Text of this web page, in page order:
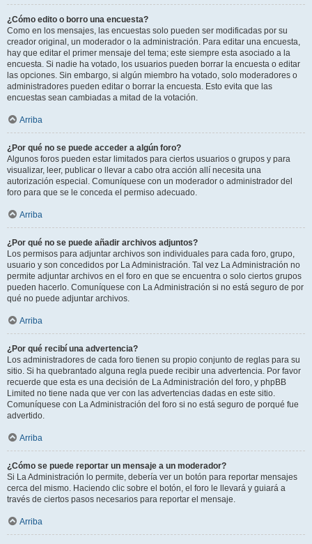
¿Cómo edito o borro una encuesta?
Como en los mensajes, las encuestas solo pueden ser modificadas por su
creador original, un moderador o la administración. Para editar una encuesta,
hay que editar el primer mensaje del tema; este siempre esta asociado a la
encuesta. Si nadie ha votado, los usuarios pueden borrar la encuesta o editar
las opciones. Sin embargo, si algún miembro ha votado, solo moderadores o
administradores pueden editar o borrar la encuesta. Esto evita que las
encuestas sean cambiadas a mitad de la votación.
Arriba
¿Por qué no se puede acceder a algún foro?
Algunos foros pueden estar limitados para ciertos usuarios o grupos y para
visualizar, leer, publicar o llevar a cabo otra acción allí necesita una
autorización especial. Comuníquese con un moderador o administrador del
foro para que se le conceda el permiso adecuado.
Arriba
¿Por qué no se puede añadir archivos adjuntos?
Los permisos para adjuntar archivos son individuales para cada foro, grupo,
usuario y son concedidos por La Administración. Tal vez La Administración no
permite adjuntar archivos en el foro en que se encuentra o solo ciertos grupos
pueden hacerlo. Comuníquese con La Administración si no está seguro de por
qué no puede adjuntar archivos.
Arriba
¿Por qué recibí una advertencia?
Los administradores de cada foro tienen su propio conjunto de reglas para su
sitio. Si ha quebrantado alguna regla puede recibir una advertencia. Por favor
recuerde que esta es una decisión de La Administración del foro, y phpBB
Limited no tiene nada que ver con las advertencias dadas en este sitio.
Comuníquese con La Administración del foro si no está seguro de porqué fue
advertido.
Arriba
¿Cómo se puede reportar un mensaje a un moderador?
Si La Administración lo permite, debería ver un botón para reportar mensajes
cerca del mismo. Haciendo clic sobre el botón, el foro le llevará y guiará a
través de ciertos pasos necesarios para reportar el mensaje.
Arriba